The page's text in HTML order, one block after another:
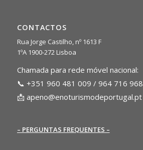
CONTACTOS
Rua Jorge Castilho, nº 1613 F
1ºA 1900-272 Lisboa
Chamada para rede móvel nacional:
📞 +351 960 481 009 / 964 716 968
📩 apeno@enoturismodeportugal.pt
– PERGUNTAS FREQUENTES –